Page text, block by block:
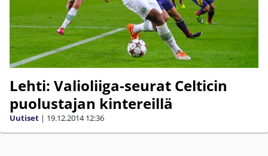
Lehti: Valioliiga-seurat Celticin
puolustajan kintereillä
Uutiset | 19.12.2014 12:36